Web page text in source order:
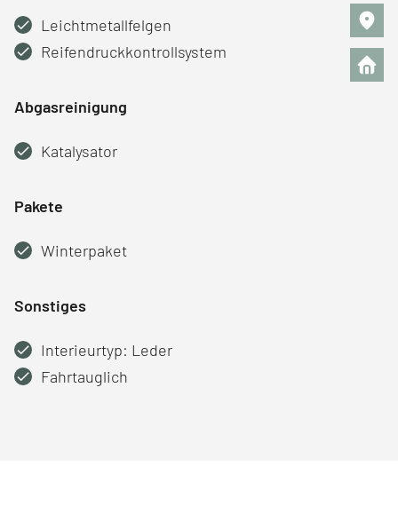
Leichtmetallfelgen
Reifendruckkontrollsystem
Abgasreinigung
Katalysator
Pakete
Winterpaket
Sonstiges
Interieurtyp: Leder
Fahrtauglich